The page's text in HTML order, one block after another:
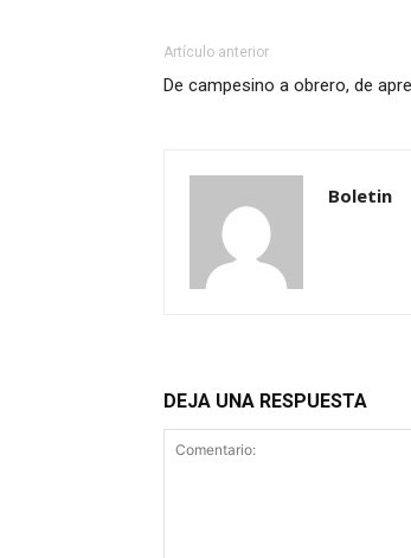
Artículo anterior
De campesino a obrero, de
Boletin
DEJA UNA RESPUESTA